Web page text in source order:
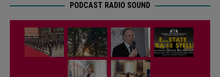
PODCAST RADIO SOUND